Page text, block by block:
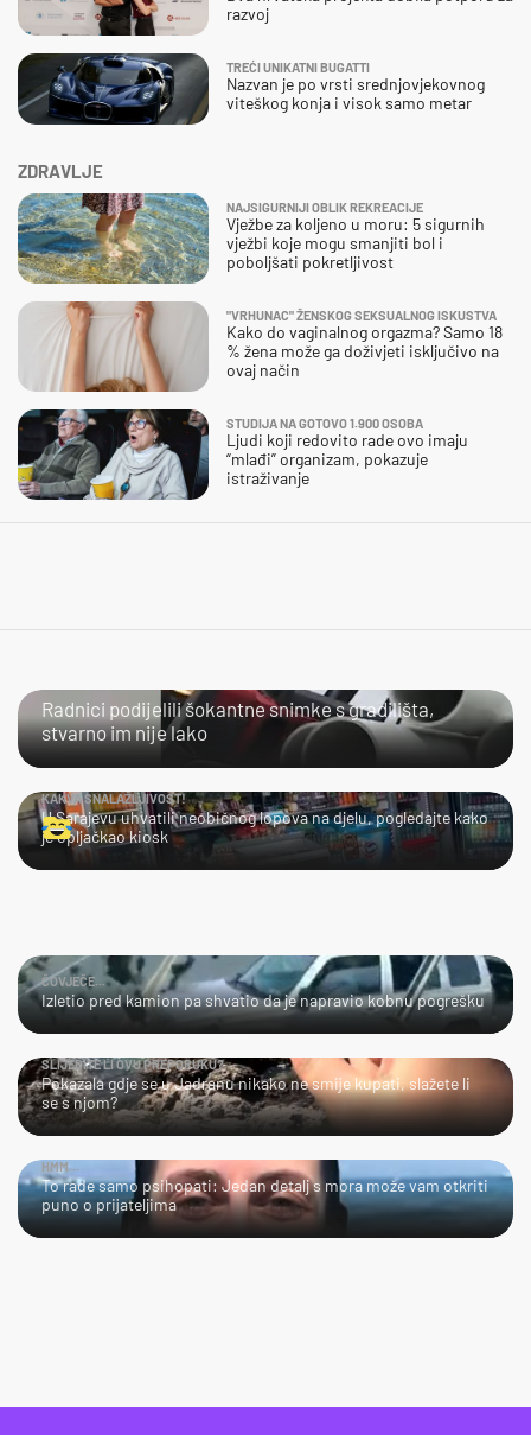
ZDRAVLJE
NAJSIGURNIJI OBLIK REKREACIJE
Vježbe za koljeno u moru: 5 sigurnih
vježbi koje mogu smanjiti bol i
poboljšati pokretljivost
"VRHUNAC" ŽENSKOG SEKSUALNOG ISKUSTVA
Kako do vaginalnog orgazma? Samo 18
% žena može ga doživjeti isključivo na
ovaj način
STUDIJA NA GOTOVO 1.900 OSOBA
Ljudi koji redovito rade ovo imaju
“mlađi” organizam, pokazuje
istraživanje
razvoj
TREĆI UNIKATNI BUGATTI
Nazvan je po vrsti srednjovjekovnog
viteškog konja i visok samo metar
Radnici podijelili šokantne snimke s gradilišta,
stvarno im nije lako
KAKVA SNALAŽLJIVOST!
U Sarajevu uhvatili neobičnog lopova na djelu, pogledajte kako
je opljačkao kiosk
ČOVJEČE...
Izletio pred kamion pa shvatio da je napravio kobnu pogrešku
SLIJEDITE LI OVU PREPORUKU?
Pokazala gdje se u Jadranu nikako ne smije kupati, slažete li
se s njom?
HMM…
To rade samo psihopati: Jedan detalj s mora može vam otkriti
puno o prijateljima